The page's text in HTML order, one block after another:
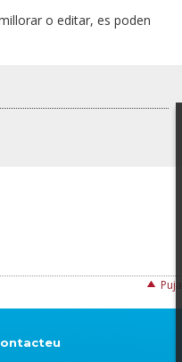
o editar, es poden
Pujar